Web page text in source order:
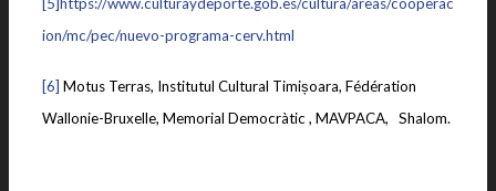
ion/mc/pec/nuevo-programa-cerv.html
[6] Motus Terras, Institutul Cultural Timișoara, Fédération
Wallonie-Bruxelle, Memorial Democràtic , MAVPACA, Shalom.